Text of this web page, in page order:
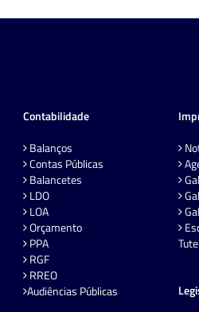
Contabilidade
Balanços
Contas Públicas
Balancetes
LDO
LOA
Orçamento
PPA
RGF
RREO
Audiências Públicas